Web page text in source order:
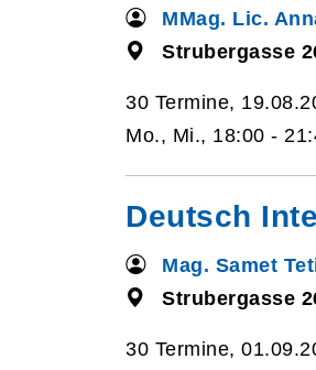
MMag. Lic.
Strubergasse
30 Termine,
Mo., Mi., 18:00 -
Deutsch
Mag. Samet
Strubergasse
30 Termine,